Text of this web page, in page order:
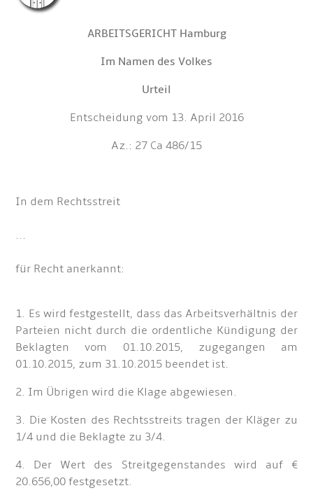
ARBEITSGERICHT Hamburg
Im Namen des Volkes
Urteil
Entscheidung vom 13. April 2016
Az.: 27 Ca 486/15
In dem Rechtsstreit
...
für Recht anerkannt:
1. Es wird festgestellt, dass das Arbeitsverhältnis der
Parteien nicht durch die ordentliche Kündigung der
Beklagten vom 01.10.2015, zugegangen am
01.10.2015, zum 31.10.2015 beendet ist.
2. Im Übrigen wird die Klage abgewiesen.
3. Die Kosten des Rechtsstreits tragen der Kläger zu
1/4 und die Beklagte zu 3/4.
4. Der Wert des Streitgegenstandes wird auf €
20.656,00 festgesetzt.